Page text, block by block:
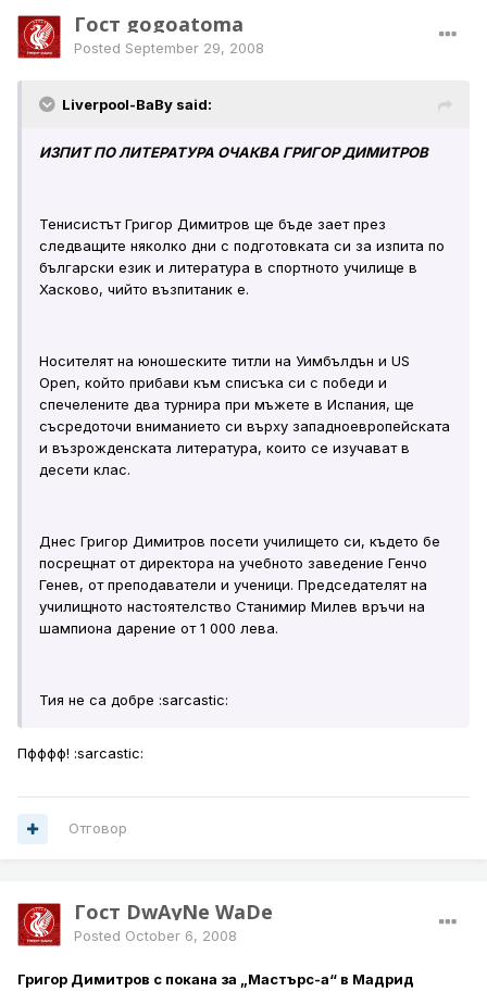
Гост gogoatoma
Posted September 29, 2008
Liverpool-BaBy said:
ИЗПИТ ПО ЛИТЕРАТУРА ОЧАКВА ГРИГОР ДИМИТРОВ
Тенисистът Григор Димитров ще бъде зает през
следващите няколко дни с подготовката си за изпита по
български език и литература в спортното училище в
Хасково, чийто възпитаник е.
Носителят на юношеските титли на Уимбълдън и US
Open, който прибави към списъка си с победи и
спечелените два турнира при мъжете в Испания, ще
съсредоточи вниманието си върху западноевропейската
и възрожденската литература, които се изучават в
десети клас.
Днес Григор Димитров посети училището си, където бе
посрещнат от директора на учебното заведение Генчо
Генев, от преподаватели и ученици. Председателят на
училищното настоятелство Станимир Милев връчи на
шампиона дарение от 1 000 лева.
Тия не са добре :sarcastic:
Пфффф! :sarcastic:
Отговор
Гост DwAyNe WaDe
Posted October 6, 2008
Григор Димитров с покана за „Мастърс-а“ в Мадрид